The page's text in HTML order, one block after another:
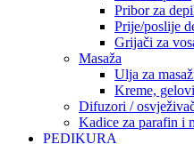
Pribor za
Prije/poslije
Grijači za
Masaža
Ulja za
Kreme,
Difuzori /
Kadice za parafin i
PEDIKURA